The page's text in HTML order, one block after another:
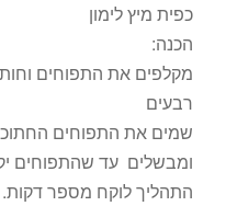
כפית מיץ לימון
הכנה:
מקלפים את התפוחים
רבעים
שמים את התפוחים
ומבשלים עד שהתפוחים
התהליך לוקח מספר